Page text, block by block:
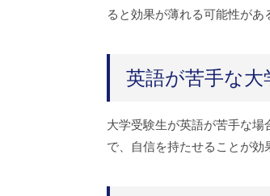
ると効果が薄れる可能性があ
英語が苦手な大
大学受験生が英語が苦手な
で、自信を持たせることが効